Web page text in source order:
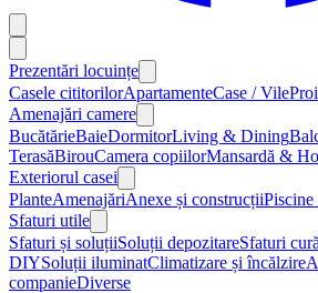
Prezentări locuințe
Casele cititorilorApartamenteCase / Vile
Amenajări camere
BucătărieBaieDormitorLiving & Dining
TerasăBirouCamera copiilorMansardă &
Exteriorul casei
PlanteAmenajăriAnexe și construcțiiPiscine
Sfaturi utile
Sfaturi și soluțiiSoluții depozitareSfaturi
DIYSoluții iluminatClimatizare și încălzire
companieDiverse